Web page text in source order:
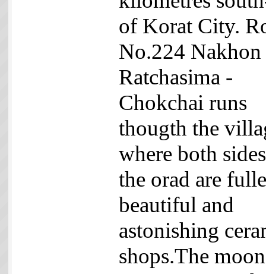
of Korat City.
No.224 Nakhon
Ratchasima -
Chokchai runs
thougth the
where both
the orad are
beautiful and
astonishing
shops.The moon